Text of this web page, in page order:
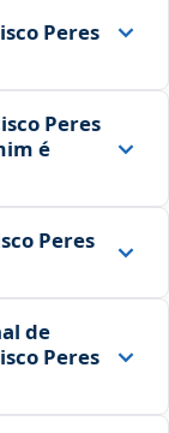
Peres
Peres
é
Peres
de
Peres